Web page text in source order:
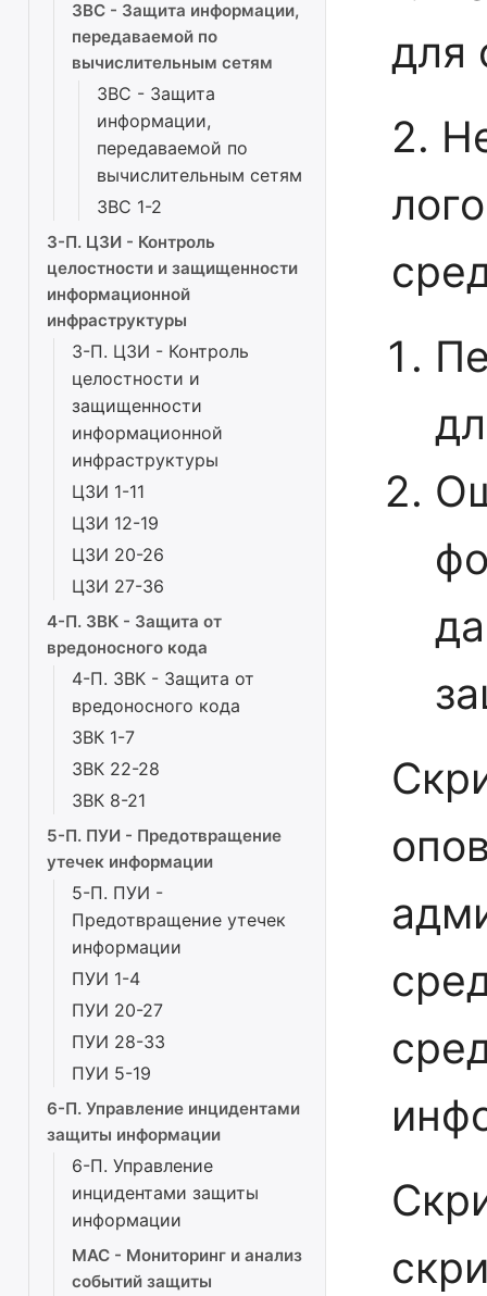
ЗВС - Защита информации,
передаваемой по
вычислительным сетям
ЗВС - Защита
информации,
передаваемой по
вычислительным сетям
ЗВС 1-2
3-П. ЦЗИ - Контроль
целостности и защищенности
информационной
инфраструктуры
3-П. ЦЗИ - Контроль
целостности и
защищенности
информационной
инфраструктуры
ЦЗИ 1-11
ЦЗИ 12-19
ЦЗИ 20-26
ЦЗИ 27-36
4-П. ЗВК - Защита от
вредоносного кода
4-П. ЗВК - Защита от
вредоносного кода
ЗВК 1-7
ЗВК 22-28
ЗВК 8-21
5-П. ПУИ - Предотвращение
утечек информации
5-П. ПУИ -
Предотвращение утечек
информации
ПУИ 1-4
ПУИ 20-27
ПУИ 28-33
ПУИ 5-19
6-П. Управление инцидентами
защиты информации
6-П. Управление
инцидентами защиты
информации
МАС - Мониторинг и анализ
событий защиты
для
2.